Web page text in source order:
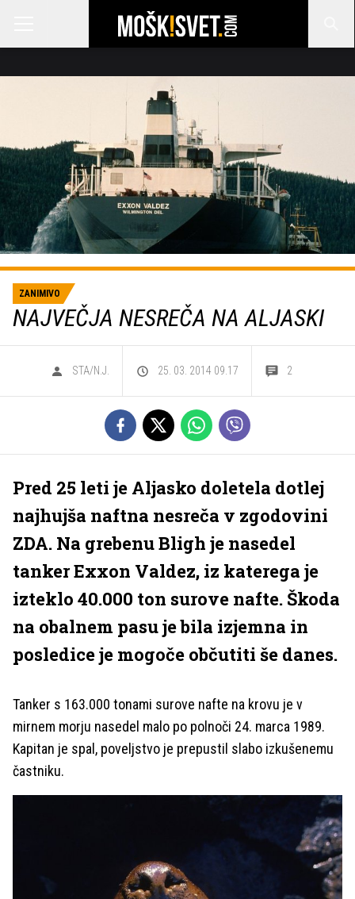
ZANIMIVO
NAJVEČJA NESREČA NA ALJASKI
STA/N.J. 25. 03. 2014 09.17 2
Pred 25 leti je Aljasko doletela dotlej
najhujša naftna nesreča v zgodovini
ZDA. Na grebenu Bligh je nasedel
tanker Exxon Valdez, iz katerega je
izteklo 40.000 ton surove nafte. Škoda
na obalnem pasu je bila izjemna in
posledice je mogoče občutiti še danes.
Tanker s 163.000 tonami surove nafte na krovu je v
mirnem morju nasedel malo po polnoči 24. marca 1989.
Kapitan je spal, poveljstvo je prepustil slabo izkušenemu
častniku.